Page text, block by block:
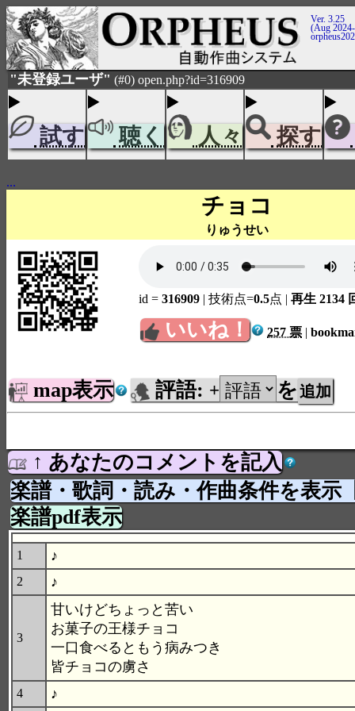
Ver. 3.25
(Aug
"未登録ユーザ" (#0) open.php?id=316909
試す 聴く 人々 探す
...
チョコ
りゅうせい
id = 316909 | 技術点=0.5点 | 再生 2134
いいね！ 257 票 |
map表示 評語: + を
↑ あなたのコメントを記入
楽譜・歌詞・読み・作曲条件を表示
楽譜pdf表示
1 ♪
2 ♪
3
甘いけどちょっと苦い
お菓子の王様チョコ
一口食べるともう病みつき
皆チョコの虜さ
4 ♪